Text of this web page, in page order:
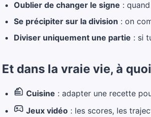
Oublier de changer le signe :
Se précipiter sur la division : on
Diviser uniquement une partie : si
Et dans la vraie vie, à
Cuisine : adapter une recette
Jeux vidéo : les scores, les